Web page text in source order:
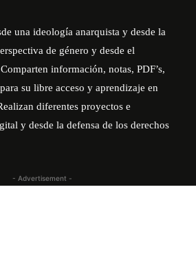
una ideología anarquista y desde la
de género y desde el
información, notas, PDF’s,
su libre acceso y aprendizaje en
diferentes proyectos e
y desde la defensa de los derechos
- Advertisement -